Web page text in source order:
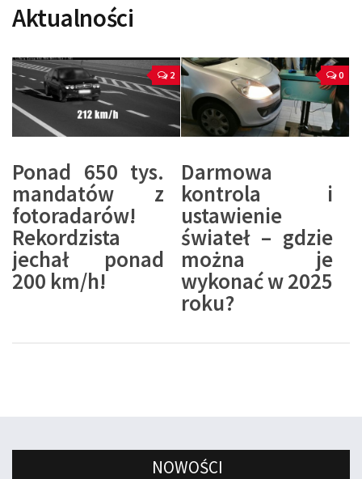
Aktualności
2
Ponad 650 tys.
mandatów z
fotoradarów!
Rekordzista
jechał ponad
200 km/h!
0
Darmowa
kontrola i
ustawienie
świateł – gdzie
można je
wykonać w 2025
roku?
NOWOŚCI